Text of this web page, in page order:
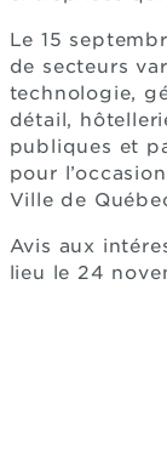
Le 15
de secteurs
technologie,
détail,
publiques et
pour
Ville de
Avis aux
lieu le 24